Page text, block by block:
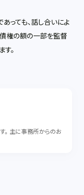
っても、話し合いによ
権の額の一部を監督
。
。 主に事務所からのお